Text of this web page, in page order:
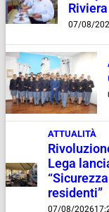
07/08/
ATTUALITÀ
Lega
residenti”
07/08/2026